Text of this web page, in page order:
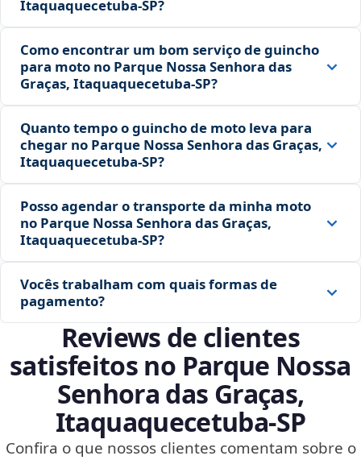
Itaquaquecetuba‑SP?
Como encontrar um bom serviço de guincho
para moto no Parque Nossa Senhora das
Graças, Itaquaquecetuba‑SP?
Quanto tempo o guincho de moto leva para
chegar no Parque Nossa Senhora das Graças,
Itaquaquecetuba‑SP?
Posso agendar o transporte da minha moto
no Parque Nossa Senhora das Graças,
Itaquaquecetuba‑SP?
Vocês trabalham com quais formas de
pagamento?
Reviews de clientes
satisfeitos no Parque Nossa
Senhora das Graças,
Itaquaquecetuba‑SP
Confira o que nossos clientes comentam sobre o